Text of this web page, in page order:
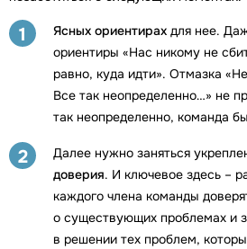
1 Ясных ориентирах для нее.
ориентиры «Нас никому не
равно, куда идти». Отмазка
Все так неопределенно…» не
так неопределенно, команда
2 Далее нужно заняться
доверия. И ключевое здесь –
каждого члена команды
о существующих проблемах и
в решении тех проблем,